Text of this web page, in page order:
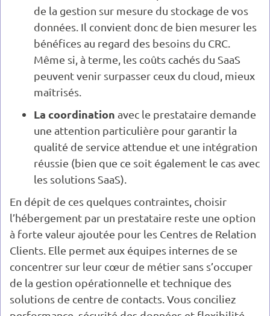
de la gestion sur mesure du stockage de vos
données. Il convient donc de bien mesurer les
bénéfices au regard des besoins du CRC.
Même si, à terme, les coûts cachés du SaaS
peuvent venir surpasser ceux du cloud, mieux
maîtrisés.
La coordination avec le prestataire demande
une attention particulière pour garantir la
qualité de service attendue et une intégration
réussie (bien que ce soit également le cas avec
les solutions SaaS).
En dépit de ces quelques contraintes, choisir
l’hébergement par un prestataire reste une option
à forte valeur ajoutée pour les Centres de Relation
Clients. Elle permet aux équipes internes de se
concentrer sur leur cœur de métier sans s’occuper
de la gestion opérationnelle et technique des
solutions de centre de contacts. Vous conciliez